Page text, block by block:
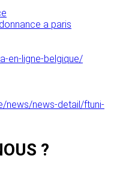
a paris
en-ligne-belgique/
news/news-detail/ftuni-
?
JavaScript. Le site
responsable de
à accéder
récent, ne
un navigateur
jour.
ET
SITES
des liens vers des
tenu
ces sites et de